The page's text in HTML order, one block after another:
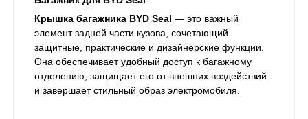
Крышка багажника BYD Seal — это важный
элемент задней части кузова, сочетающий
защитные, практические и дизайнерские функции.
Она обеспечивает удобный доступ к багажному
отделению, защищает его от внешних воздействий
и завершает стильный образ электромобиля.